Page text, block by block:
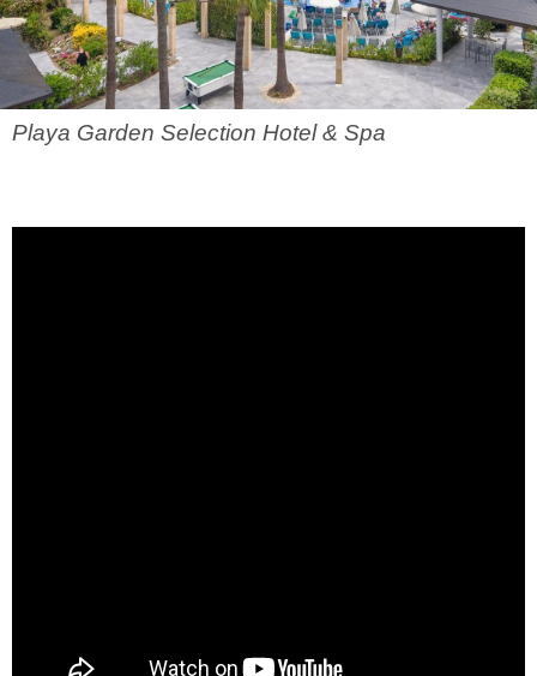
Playa Garden Selection Hotel & Spa